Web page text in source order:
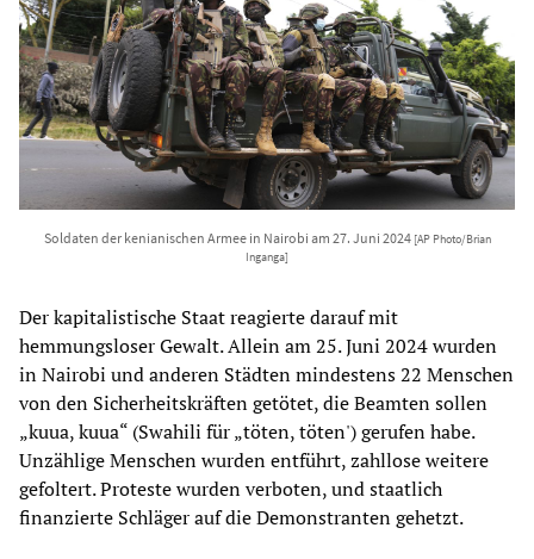
Soldaten der kenianischen Armee in Nairobi am 27. Juni 2024 [AP Photo/Brian
Inganga]
Der kapitalistische Staat reagierte darauf mit
hemmungsloser Gewalt. Allein am 25. Juni 2024 wurden
in Nairobi und anderen Städten mindestens 22 Menschen
von den Sicherheitskräften getötet, die Beamten sollen
„kuua, kuua“ (Swahili für „töten, töten') gerufen habe.
Unzählige Menschen wurden entführt, zahllose weitere
gefoltert. Proteste wurden verboten, und staatlich
finanzierte Schläger auf die Demonstranten gehetzt.